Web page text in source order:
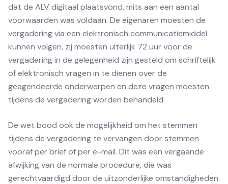
dat de ALV digitaal plaatsvond, mits aan een aantal
voorwaarden was voldaan. De eigenaren moesten de
vergadering via een elektronisch communicatiemiddel
kunnen volgen, zij moesten uiterlijk 72 uur voor de
vergadering in de gelegenheid zijn gesteld om schriftelijk
of elektronisch vragen in te dienen over de
geagendeerde onderwerpen en deze vragen moesten
tijdens de vergadering worden behandeld.
De wet bood ook de mogelijkheid om het stemmen
tijdens de vergadering te vervangen door stemmen
vooraf per brief of per e-mail. Dit was een vergaande
afwijking van de normale procedure, die was
gerechtvaardigd door de uitzonderlijke omstandigheden